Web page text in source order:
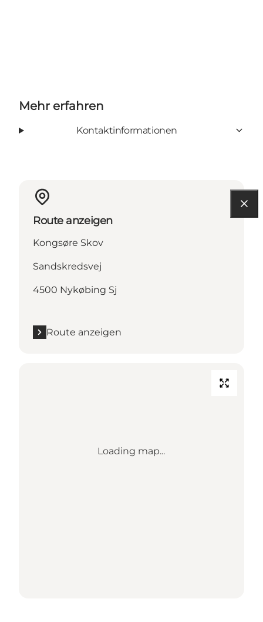
Mehr erfahren
Kontaktinformationen
Route anzeigen
Kongsøre Skov
Sandskredsvej
4500 Nykøbing Sj
Route anzeigen
Loading map...